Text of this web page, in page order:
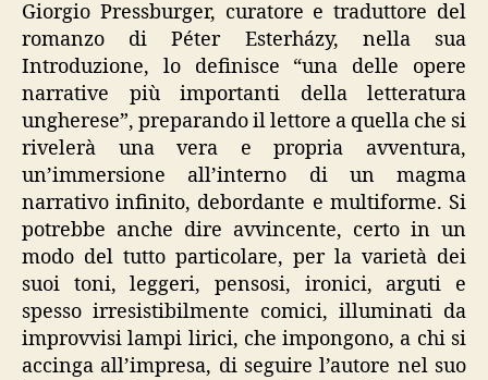
Giorgio Pressburger, curatore e traduttore del
romanzo di Péter Esterházy, nella sua
Introduzione, lo definisce “una delle opere
narrative più importanti della letteratura
ungherese”, preparando il lettore a quella che si
rivelerà una vera e propria avventura,
un’immersione all’interno di un magma
narrativo infinito, debordante e multiforme. Si
potrebbe anche dire avvincente, certo in un
modo del tutto particolare, per la varietà dei
suoi toni, leggeri, pensosi, ironici, arguti e
spesso irresistibilmente comici, illuminati da
improvvisi lampi lirici, che impongono, a chi si
accinga all’impresa, di seguire l’autore nel suo